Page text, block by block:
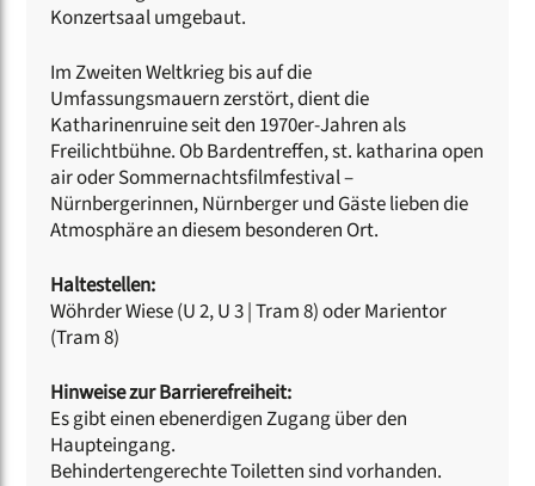
Konzertsaal umgebaut.
Im Zweiten Weltkrieg bis auf die
Umfassungsmauern zerstört, dient die
Katharinenruine seit den 1970er-Jahren als
Freilichtbühne. Ob Bardentreffen, st. katharina open
air oder Sommernachtsfilmfestival –
Nürnbergerinnen, Nürnberger und Gäste lieben die
Atmosphäre an diesem besonderen Ort.
Haltestellen:
Wöhrder Wiese (U 2, U 3 | Tram 8) oder Marientor
(Tram 8)
Hinweise zur Barrierefreiheit:
Es gibt einen ebenerdigen Zugang über den
Haupteingang.
Behindertengerechte Toiletten sind vorhanden.